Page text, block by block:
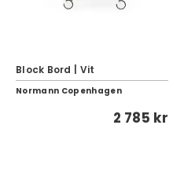
Block Bord | Vit
Normann Copenhagen
2 785 kr